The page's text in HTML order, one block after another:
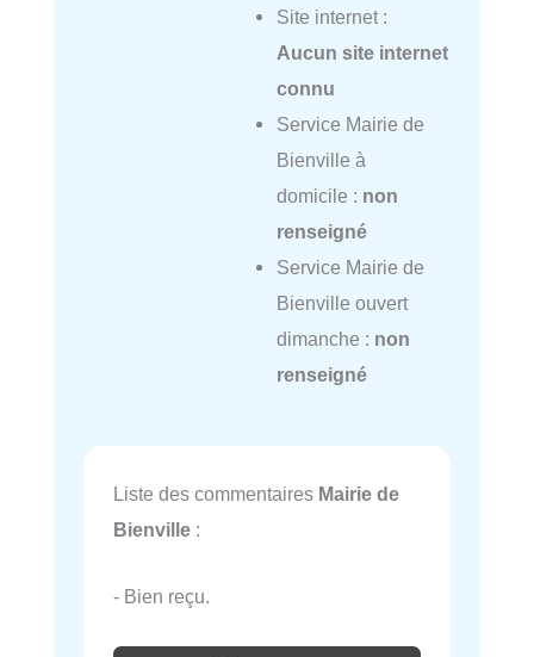
Site internet :
Aucun site internet
connu
Service Mairie de
Bienville à
domicile : non
renseigné
Service Mairie de
Bienville ouvert
dimanche : non
renseigné
Liste des commentaires Mairie de
Bienville :
- Bien reçu.